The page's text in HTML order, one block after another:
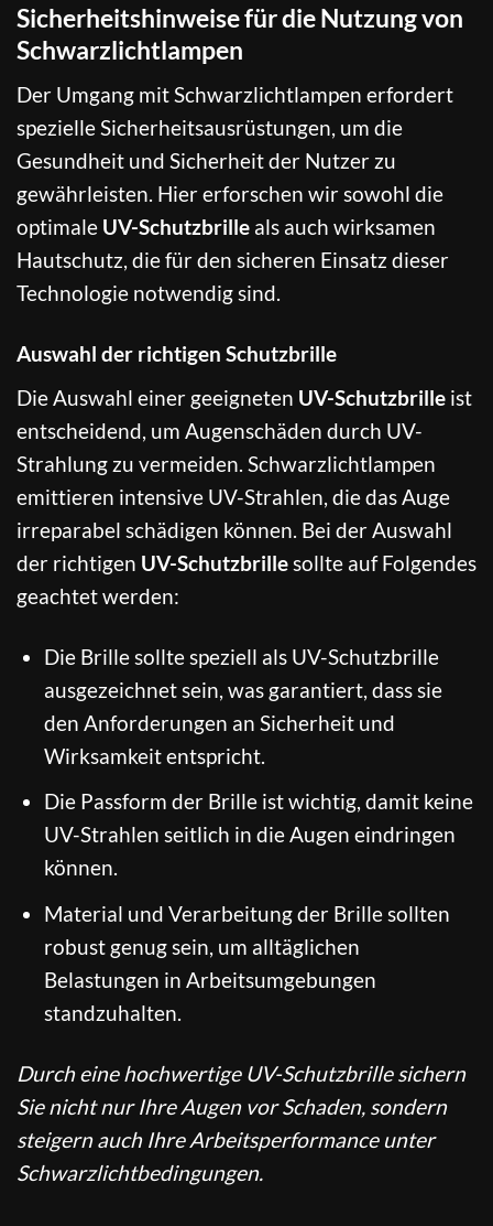
Sicherheitshinweise für die Nutzung von
Schwarzlichtlampen
Der Umgang mit Schwarzlichtlampen erfordert
spezielle Sicherheitsausrüstungen, um die
Gesundheit und Sicherheit der Nutzer zu
gewährleisten. Hier erforschen wir sowohl die
optimale UV-Schutzbrille als auch wirksamen
Hautschutz, die für den sicheren Einsatz dieser
Technologie notwendig sind.
Auswahl der richtigen Schutzbrille
Die Auswahl einer geeigneten UV-Schutzbrille ist
entscheidend, um Augenschäden durch UV-
Strahlung zu vermeiden. Schwarzlichtlampen
emittieren intensive UV-Strahlen, die das Auge
irreparabel schädigen können. Bei der Auswahl
der richtigen UV-Schutzbrillesollte auf Folgendes
geachtet werden:
Die Brille sollte speziell als UV-Schutzbrille
ausgezeichnet sein, was garantiert, dass sie
den Anforderungen an Sicherheit und
Wirksamkeit entspricht.
Die Passform der Brille ist wichtig, damit keine
UV-Strahlen seitlich in die Augen eindringen
können.
Material und Verarbeitung der Brille sollten
robust genug sein, um alltäglichen
Belastungen in Arbeitsumgebungen
standzuhalten.
Durch eine hochwertige UV-Schutzbrille sichern
Sie nicht nur Ihre Augen vor Schaden, sondern
steigern auch Ihre Arbeitsperformance unter
Schwarzlichtbedingungen.